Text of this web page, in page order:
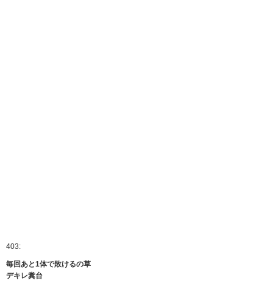
403:
毎回あと1体で敗けるの草
デキレ糞台